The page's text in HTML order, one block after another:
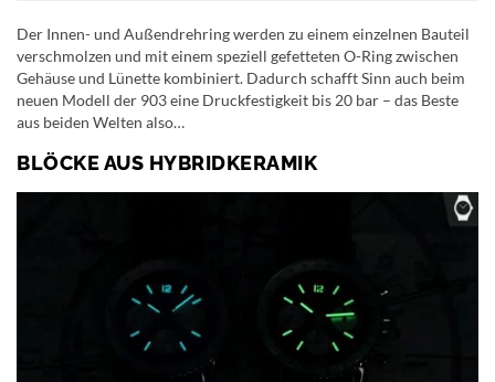
Der Innen- und Außendrehring werden zu einem einzelnen Bauteil
verschmolzen und mit einem speziell gefetteten O-Ring zwischen
Gehäuse und Lünette kombiniert. Dadurch schafft Sinn auch beim
neuen Modell der 903 eine Druckfestigkeit bis 20 bar – das Beste
aus beiden Welten also…
BLÖCKE AUS HYBRIDKERAMIK